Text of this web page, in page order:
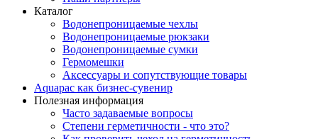
Каталог
Водонепроницаемые чехлы
Водонепроницаемые рюкзаки
Водонепроницаемые сумки
Гермомешки
Аксессуары и сопутствующие товары
Aquapac как бизнес-сувенир
Полезная информация
Часто задаваемые вопросы
Степени герметичности - что это?